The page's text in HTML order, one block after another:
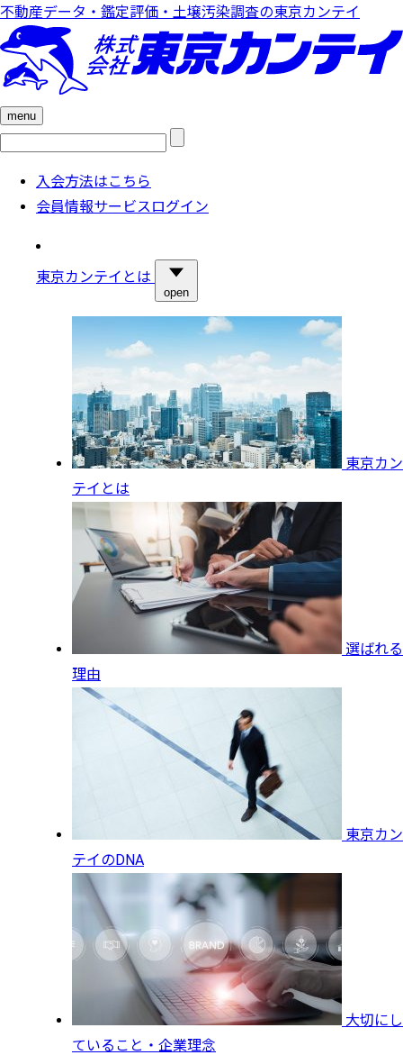
不動産データ・鑑定評価・土壌汚染調査の東京カンテイ
menu
検
入会方法はこちら
会員情報サービスログイン
東京カンテイとは
open
東京カン
テイとは
選ばれる
理由
東京カン
テイのDNA
大切にし
ていること・企業理念